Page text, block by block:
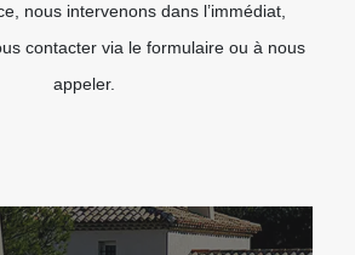
nous intervenons dans l’immédiat,
contacter via le formulaire ou à nous
appeler.